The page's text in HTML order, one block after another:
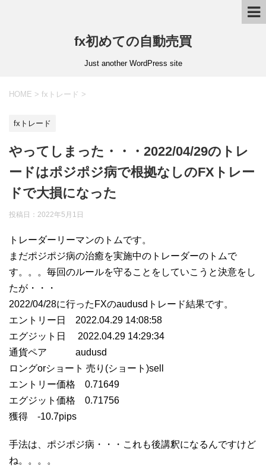
fx初めての自動売買
Just another WordPress site
HOME > fxトレード >
fxトレード
やってしまった・・・2022/04/29のトレ
ードはポジポジ病で根拠なしのFXトレー
ドで大損になった
投稿日： 2022年5月1日
トレーダーリーマンのトムです。
まだポジポジ病の治癒を実施中のトレーダーのトムで
す。。。毎回のルールを守ることをしていこうと決意をし
たが・・・
2022/04/28に行ったFXのaudusdトレード結果です。
エントリー日 2022.04.29 14:08:58
エグジット日 2022.04.29 14:29:34
通貨ペア audusd
ロングorショート 売り(ショート)sell
エントリー価格 0.71649
エグジット価格 0.71756
獲得 -10.7pips
手法は、ポジポジ病・・・これも後講釈になるんですけど
ね。。。。